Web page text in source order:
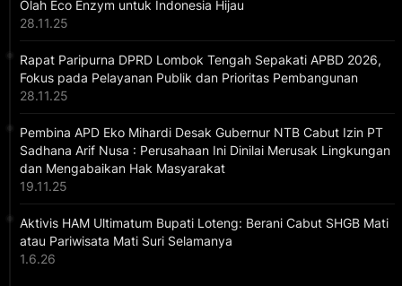
Olah Eco Enzym untuk Indonesia Hijau
28.11.25
Rapat Paripurna DPRD Lombok Tengah Sepakati APBD 2026,
Fokus pada Pelayanan Publik dan Prioritas Pembangunan
28.11.25
Pembina APD Eko Mihardi Desak Gubernur NTB Cabut Izin PT
Sadhana Arif Nusa : Perusahaan Ini Dinilai Merusak Lingkungan
dan Mengabaikan Hak Masyarakat
19.11.25
Aktivis HAM Ultimatum Bupati Loteng: Berani Cabut SHGB Mati
atau Pariwisata Mati Suri Selamanya
1.6.26